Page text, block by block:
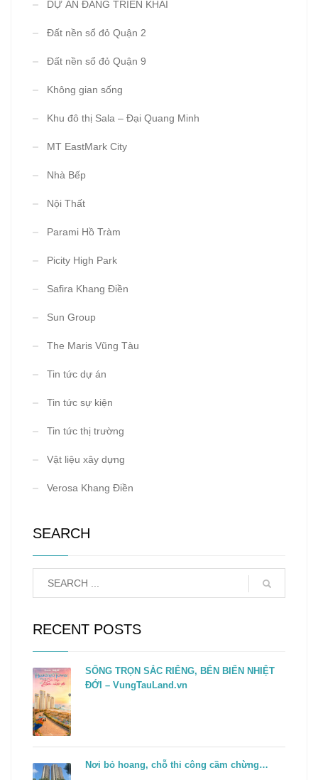
DỰ ÁN ĐANG TRIỂN KHAI
Đất nền sổ đỏ Quận 2
Đất nền sổ đỏ Quận 9
Không gian sống
Khu đô thị Sala – Đại Quang Minh
MT EastMark City
Nhà Bếp
Nội Thất
Parami Hồ Tràm
Picity High Park
Safira Khang Điền
Sun Group
The Maris Vũng Tàu
Tin tức dự án
Tin tức sự kiện
Tin tức thị trường
Vật liệu xây dựng
Verosa Khang Điền
SEARCH
RECENT POSTS
SỐNG TRỌN SẮC RIÊNG, BÊN BIỂN NHIỆT
ĐỚI – VungTauLand.vn
Nơi bỏ hoang, chỗ thi công cầm chừng…